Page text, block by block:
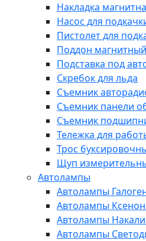
Накладка
Насос для
Пистолет для
Поддон магнитный
Подставка под
Скребок для льда
Съемник
Съемник панели
Съемник
Тележка для
Трос
Щуп
Автолампы
Автолампы
Автолампы
Автолампы
Автолампы